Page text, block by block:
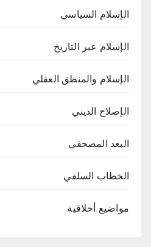
الإسلام السياسي
الإسلام عبر التاريخ
الإسلام والمنطق العقلي
الإصلاح الديني
البعد المصحفي
الخطاب السلفي
مواضيع أخلاقية